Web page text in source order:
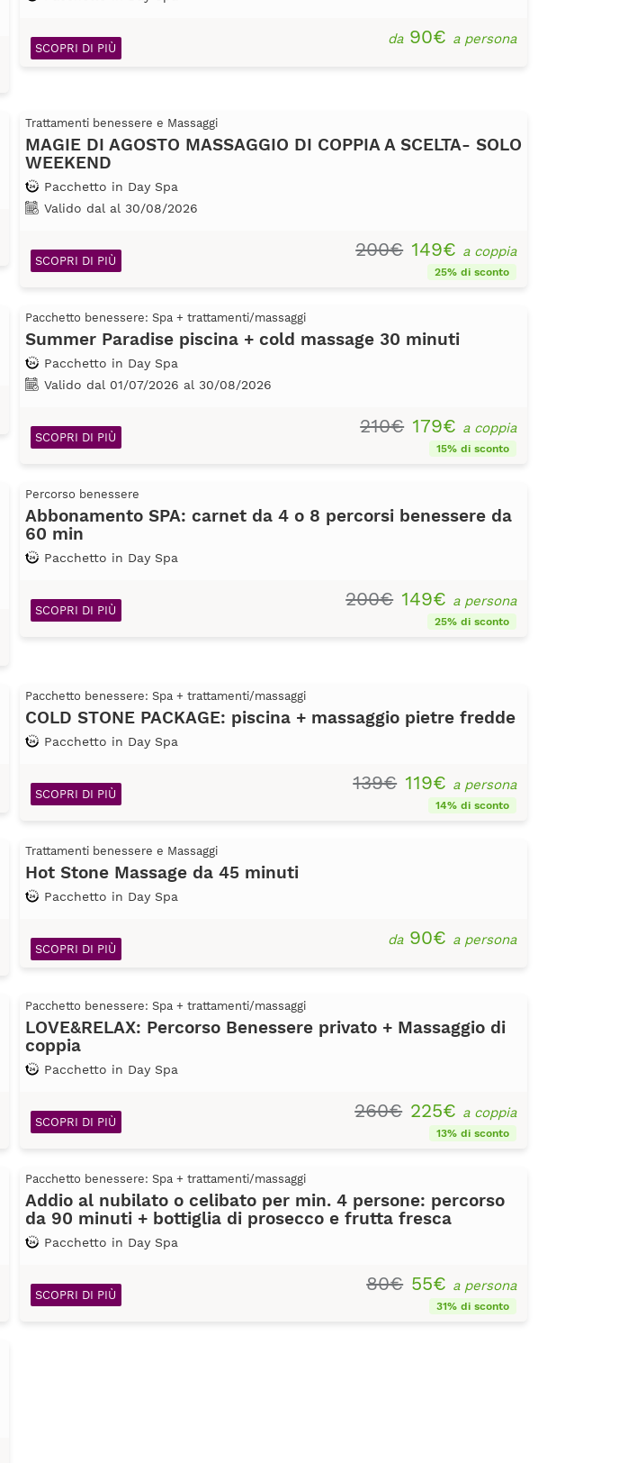
da90€ a persona
SCOPRI DI PIÙ
Trattamenti benessere e Massaggi
MAGIE DI AGOSTO MASSAGGIO DI COPPIA A SCELTA- SOLO
WEEKEND
Pacchetto in Day Spa
Valido dal al 30/08/2026
200€ 149€ a coppia
25% di sconto
SCOPRI DI PIÙ
Pacchetto benessere: Spa + trattamenti/massaggi
Summer Paradise piscina + cold massage 30 minuti
Pacchetto in Day Spa
Valido dal 01/07/2026 al 30/08/2026
210€ 179€ a coppia
15% di sconto
SCOPRI DI PIÙ
Percorso benessere
Abbonamento SPA: carnet da 4 o 8 percorsi benessere da
60 min
Pacchetto in Day Spa
200€ 149€ a persona
25% di sconto
SCOPRI DI PIÙ
Pacchetto benessere: Spa + trattamenti/massaggi
COLD STONE PACKAGE: piscina + massaggio pietre fredde
Pacchetto in Day Spa
139€ 119€ a persona
14% di sconto
SCOPRI DI PIÙ
Trattamenti benessere e Massaggi
Hot Stone Massage da 45 minuti
Pacchetto in Day Spa
da90€ a persona
SCOPRI DI PIÙ
Pacchetto benessere: Spa + trattamenti/massaggi
LOVE&RELAX: Percorso Benessere privato + Massaggio di
coppia
Pacchetto in Day Spa
260€ 225€ a coppia
13% di sconto
SCOPRI DI PIÙ
Pacchetto benessere: Spa + trattamenti/massaggi
Addio al nubilato o celibato per min. 4 persone: percorso
da 90 minuti + bottiglia di prosecco e frutta fresca
Pacchetto in Day Spa
80€ 55€ a persona
31% di sconto
SCOPRI DI PIÙ